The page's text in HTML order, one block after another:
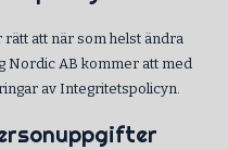
att när som helst ändra
Nordic AB kommer att med
av Integritetspolicyn.